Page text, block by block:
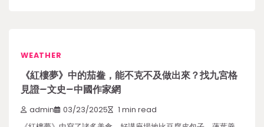
WEATHER
《紅樓夢》中的茄鲞，能不克不及做出來？找九宮格
見證–文史–中國作家網
admin 03/23/2025 1 min read